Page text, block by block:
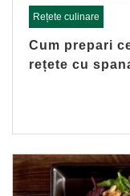
Rețete culinare
Cum prepari
rețete cu